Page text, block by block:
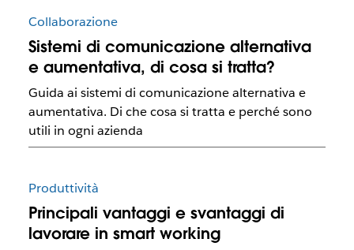
Collaborazione
Sistemi di comunicazione alternativa
e aumentativa, di cosa si tratta?
Guida ai sistemi di comunicazione alternativa e
aumentativa. Di che cosa si tratta e perché sono
utili in ogni azienda
Produttività
Principali vantaggi e svantaggi di
lavorare in smart working